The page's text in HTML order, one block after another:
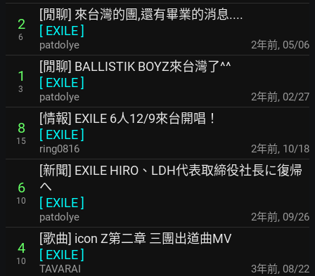
2
6
[閒聊] 來台灣的團,還有畢業的消息....
[ EXILE]
patdolye 2年前, 05/06
1
3
[閒聊] BALLISTIK BOYZ來台灣了^^
[ EXILE]
patdolye 2年前, 02/27
8
15
[情報] EXILE 6人12/9來台開唱！
[ EXILE]
ring0816 2年前, 10/18
6
10
[新聞] EXILE HIRO、LDH代表取締役社長に復帰
へ
[ EXILE]
patdolye 2年前, 09/26
4
10
[歌曲] icon Z第二章 三團出道曲MV
[ EXILE]
TAVARAI 3年前, 08/22